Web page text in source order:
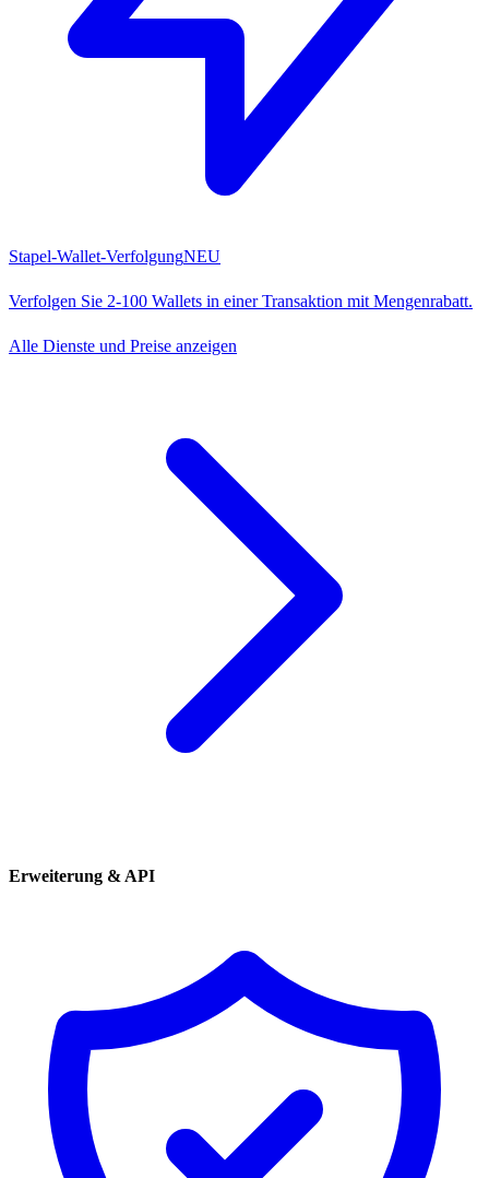
Stapel-Wallet-VerfolgungNEU
Verfolgen Sie 2-100 Wallets in einer Transaktion mit Mengenrabatt.
Alle Dienste und Preise anzeigen
Erweiterung & API